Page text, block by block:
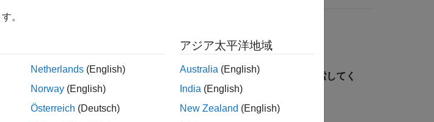
ん。ご希望の地域ですべての求人を見つけるには、所在地を指定して検索してく
。
Netherlands (English)
Norway (English)
Österreich (Deutsch)
アジア太平洋地域
Australia (English)
India (English)
New Zealand (English)